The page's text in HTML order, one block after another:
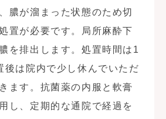
膿が溜まった状態のため切
置が必要です。局所麻酔下
を排出します。処置時間は1
後は院内で少し休んでいただ
ます。抗菌薬の内服と軟膏
し、定期的な通院で経過を